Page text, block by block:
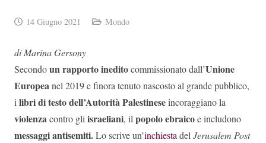
14 Giugno 2021 Mondo
di Marina Gersony
Secondoun rapporto ineditocommissionato dall’Unione
Europeanel 2019 e finora tenuto nascosto al grande pubblico,
ilibri di testo dell’Autorità Palestineseincoraggiano la
violenzacontro gliisraeliani, ilpopolo ebraicoe includono
messaggi antisemiti.Lo scrive un’inchiestadelJerusalem Post